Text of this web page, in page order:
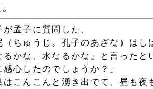
孟子に質問した、
（ちゅうじ。孔子のあざな）はし
るかな、水なるかな』と言ったと
心したのでしょうか？」
はこんこんと湧き出でて、昼も夜